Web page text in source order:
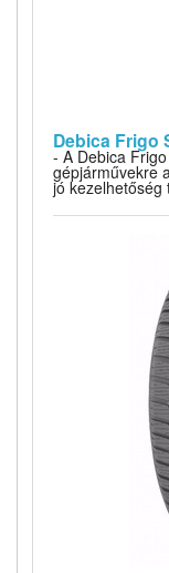
Debica Frigo
- A Debica
gépjárművekre
jó kezelhetőség